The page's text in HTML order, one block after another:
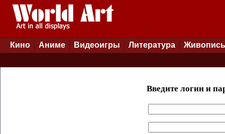
Кино Аниме Видеоигры Литература Живопись
Введите логин и